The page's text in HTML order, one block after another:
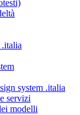
system .italia
servizi
modelli